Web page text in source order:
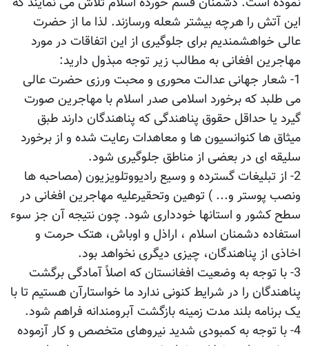
این آتش را هرچه بیشتر شعله ورسازند. لذا ما از حضرت
عالی خواهشمندیم برای جلوگیری از این اتفاقات در مورد
مهاجرین افغانی به مطالب زیر توجه مبذول دارید:
1- شعار جهانی عدالت محوری و محبت ورزی حضرت عالی
می طلبد که برخورد اسلامی صدر اسلام با مهاجرین صورت
گیرد یا حداقل حقوق پناهندگی که پناهندگان دارند طبق
میثاق ها کنوانسیون ها و معاهدات رعایت شده و از برخورد
سلیقه ای در بعضی از مناطق جلوگیری شود.
2- از تبلیغات گسترده و وسیع رادیووتلویزیون (مصاحبه ها
ونصب پوستر و... ) توهین وتحقیرعلیه مهاجرین افغانی در
سطح کشور و استانها خودداری شود. چون نتیجه آن جز سوء
استفاده دشمنان اسلام ، اراذل و اوباش، هتک حرمت و
اخاذی از پناهندگان، چیزی دیگری نخواهد بود.
3- با توجه به وضعیت افغانستان که اصلاً آمادگی برگشت
پناهندگان را در شرایط کنونی ندارد ما خواستارآن هستیم تا با
یک برنامه بلند مدت زمینه بازگشت آبرومندانه فراهم شود.
4- با توجه به کمبودی شدید نیروهای متخصص و کار آزموده